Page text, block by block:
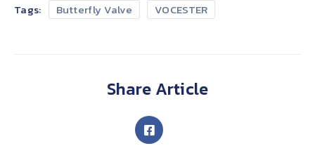
Tags: Butterfly Valve VOCESTER
Share Article